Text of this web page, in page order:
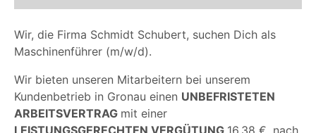
Wir, die Firma Schmidt Schubert, suchen Dich als
Maschinenführer (m/w/d).
Wir bieten unseren Mitarbeitern bei unserem
Kundenbetrieb in Gronau einen UNBEFRISTETEN
ARBEITSVERTRAG mit einer